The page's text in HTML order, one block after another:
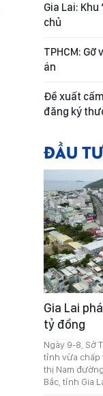
Gia Lai:
chủ
TPHCM:
án
Đề xuất
đăng ký
ĐẦU TƯ
Gia Lai
tỷ đồng
Ngày 9-8, Sở
tỉnh vừa chấp
thị Nam
Bắc, tỉnh Gia